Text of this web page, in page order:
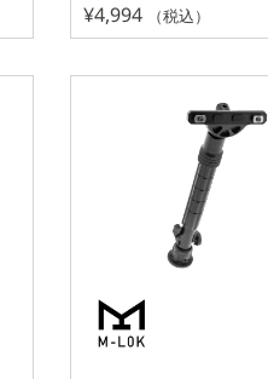
¥4,994 （税込）